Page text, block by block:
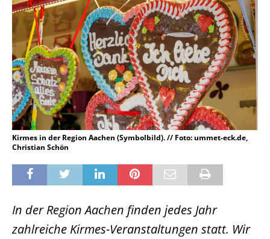
Kirmes in der Region Aachen (Symbolbild). // Foto: ummet-eck.de,
Christian Schön
In der Region Aachen finden jedes Jahr
zahlreiche Kirmes-Veranstaltungen statt. Wir